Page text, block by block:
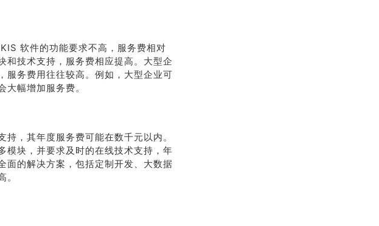
软件的功能要求不高，服务费相对
和技术支持，服务费相应提高。大型企
服务费用往往较高。例如，大型企业可
幅增加服务费。
，其年度服务费可能在数千元以内。
模块，并要求及时的在线技术支持，年
面的解决方案，包括定制开发、大数据